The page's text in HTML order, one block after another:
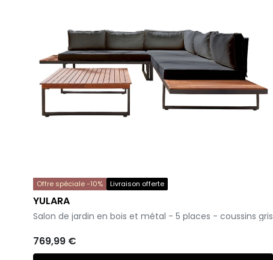
Offre spéciale -10% Livraison offerte
YULARA
-
Salon de jardin en bois et métal - 5 places - coussins gris
769,99 €